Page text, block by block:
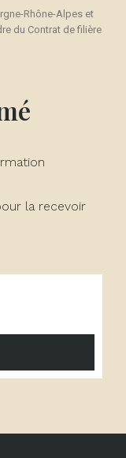
Rhône-Alpes et
du Contrat de filière
la recevoir